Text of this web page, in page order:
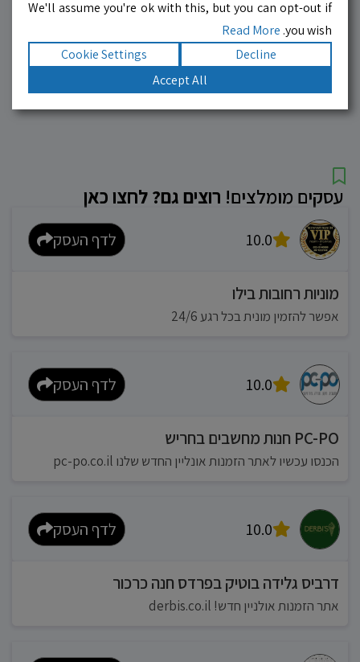
עסקים מומלצים! רוצים גם? לחצו כאן
10.0 לדף העסק
מוניות רחובות בילו
אפשר להזמין מונית בכל רגע 24/6
10.0 לדף העסק
PC-PO חנות מחשבים בחריש
הכנסו עכשיו לאתר הזמנות אונליין החדש שלנו pc-po.co.il
10.0 לדף העסק
דרביס גלידה בוטיק בפרדס חנה כרכור
אתר הזמנות אולניין חדש! derbis.co.il
We'll assume you're ok with this, but you can opt-out if
you wish.
Read More
Decline
Cookie Settings
Accept All